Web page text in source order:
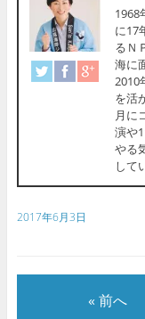
1968
に17
るＮ
海に
2010
を活
月に
演や
やる
して
2017年6月3日
« 前へ